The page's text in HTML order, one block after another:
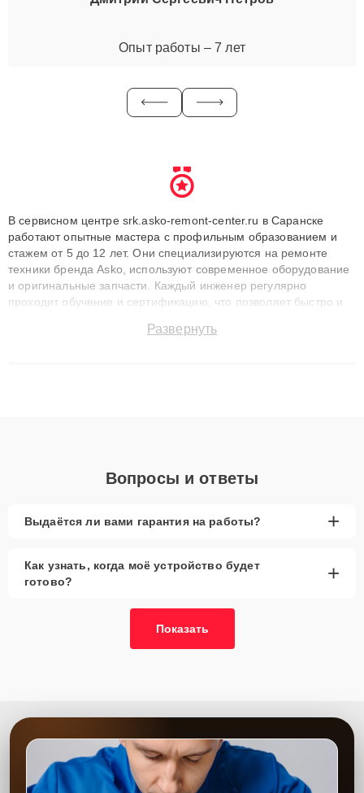
Опыт работы – 7 лет
В сервисном центре srk.asko-remont-center.ru в Саранске
работают опытные мастера с профильным образованием и
стажем от 5 до 12 лет. Они специализируются на ремонте
техники бренда Asko, используют современное оборудование
и оригинальные запчасти. Каждый инженер регулярно
проходит обучение и сертификацию, что позволяет быстро и
сохранением гарантии до 3 лет. Наши мастера решают
Развернуть
Вопросы и ответы
Выдаётся ли вами гарантия на работы? +
Как узнать, когда моё устройство будет
готово?
+
Показать